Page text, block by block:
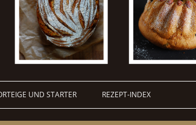
UND STARTER REZEPT-INDEX